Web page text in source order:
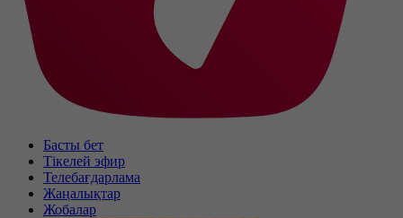
Басты бет
Тікелей эфир
Телебағдарлама
Жаңалықтар
Жобалар